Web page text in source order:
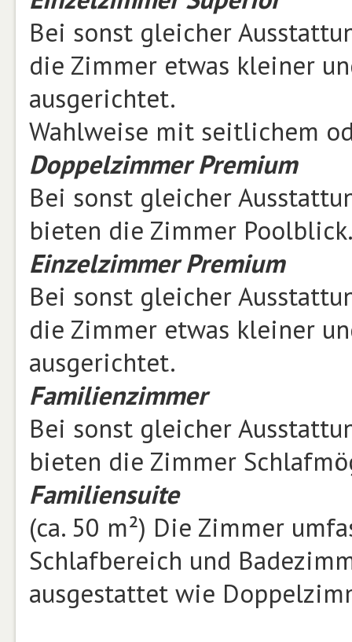
Bei sonst gleicher
die Zimmer etwas kleiner
ausgerichtet.
Wahlweise mit seitlichem
Doppelzimmer Premium
Bei sonst gleicher
bieten die Zimmer
Einzelzimmer Premium
Bei sonst gleicher
die Zimmer etwas kleiner
ausgerichtet.
Familienzimmer
Bei sonst gleicher
bieten die Zimmer
Familiensuite
(ca. 50 m²) Die Zimmer
Schlafbereich und
ausgestattet wie